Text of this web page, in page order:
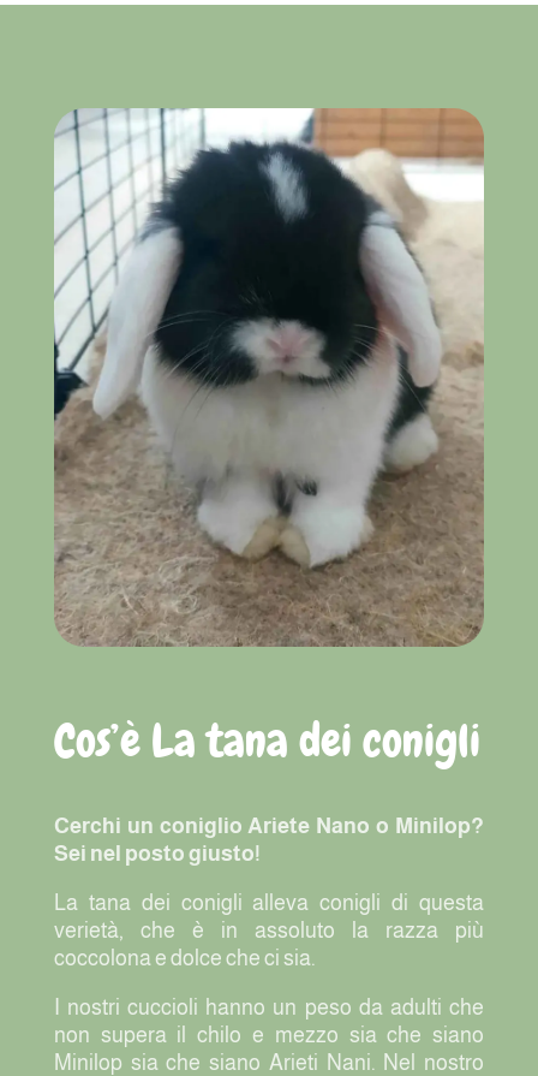
Cos’è La tana dei conigli
Cerchi un coniglio Ariete Nano o Minilop?
Sei nel posto giusto!
La tana dei conigli alleva conigli di questa
verietà, che è in assoluto la razza più
coccolona e dolce che ci sia.
I nostri cuccioli hanno un peso da adulti che
non supera il chilo e mezzo sia che siano
Minilop sia che siano Arieti Nani. Nel nostro